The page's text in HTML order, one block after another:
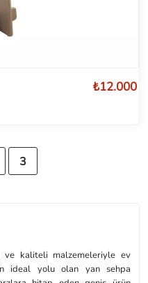
ve kaliteli malzemeleriyle ev
ideal yolu olan yan sehpa
3
₺12.000